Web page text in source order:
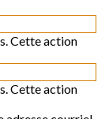
Cette action
Cette action